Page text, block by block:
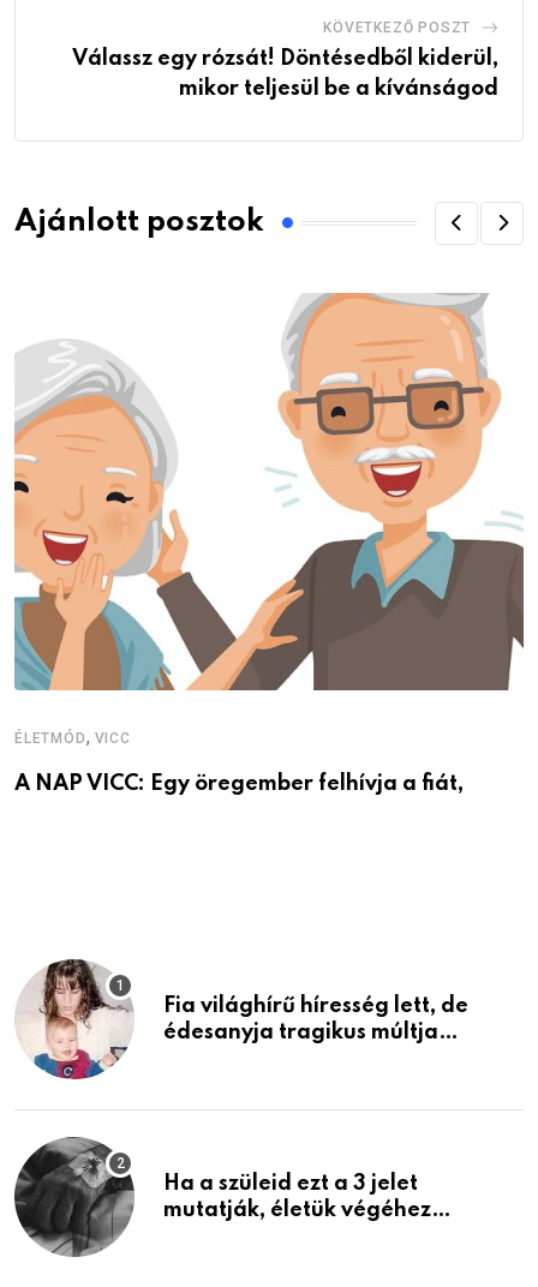
KÖVETKEZŐ POSZT
Válassz egy rózsát! Döntésedből kiderül,
mikor teljesül be a kívánságod
Ajánlott posztok
ÉLETMÓD, VICC
A NAP VICC: Egy öregember felhívja a fiát,
Fia világhírű híresség lett, de
édesanyja tragikus múltja
Ha a szüleid ezt a 3 jelet
mutatják, életük végéhez